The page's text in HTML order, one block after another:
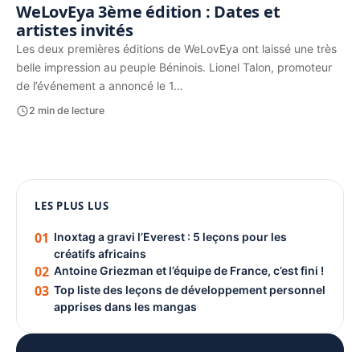
WeLovEya 3ème édition : Dates et
artistes invités
Les deux premières éditions de WeLovEya ont laissé une très
belle impression au peuple Béninois. Lionel Talon, promoteur
de l’événement a annoncé le 1…
2 min de lecture
PUBLICITÉ
LES PLUS LUS
01 Inoxtag a gravi l’Everest : 5 leçons pour les
créatifs africains
02 Antoine Griezman et l’équipe de France, c’est fini !
03 Top liste des leçons de développement personnel
apprises dans les mangas